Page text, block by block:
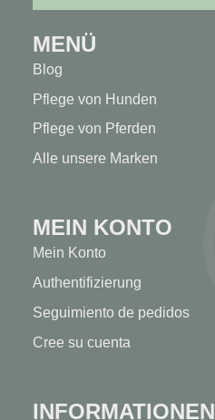
MENÜ
Blog
Pflege von Hunden
Pflege von Pferden
Alle unsere Marken
MEIN KONTO
Mein Konto
Authentifizierung
Seguimiento de pedidos
Cree su cuenta
INFORMATIONEN